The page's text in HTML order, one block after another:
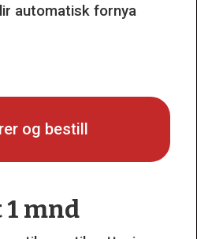
automatisk fornya
og bestill
mnd